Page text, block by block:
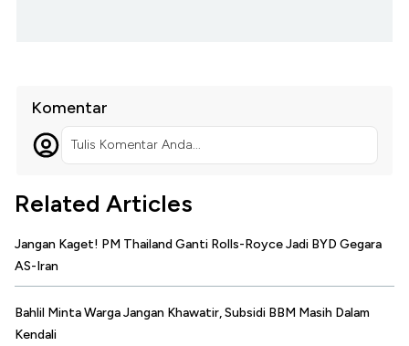
Komentar
Tulis Komentar Anda...
Related Articles
Jangan Kaget! PM Thailand Ganti Rolls-Royce Jadi BYD Gegara
AS-Iran
Bahlil Minta Warga Jangan Khawatir, Subsidi BBM Masih Dalam
Kendali